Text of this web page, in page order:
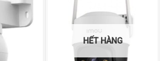
HẾT HÀNG